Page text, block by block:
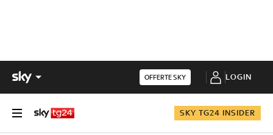
OFFERTE SKY LOGIN
SKY TG24 INSIDER